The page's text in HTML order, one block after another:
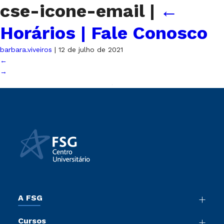
cse-icone-email | ←
Horários | Fale Conosco
barbara.viveiros | 12 de julho de 2021
←
→
A FSG
Cursos